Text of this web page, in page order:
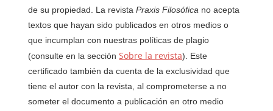
de su propiedad. La revistaPraxis Filosófica no acepta
textos que hayan sido publicados en otros medios o
que incumplan con nuestras políticas de plagio
(consulte en la secciónSobre la revista). Este
certificado también da cuenta de la exclusividad que
tiene el autor con la revista, al comprometerse a no
someter el documento a publicación en otro medio